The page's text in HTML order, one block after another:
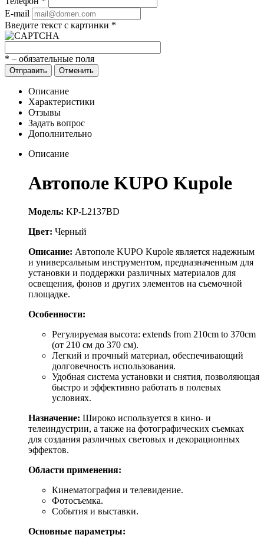
E-mail
Введите текст с картинки *
* – обязательные поля
Отправить Отменить
Описание
Характеристики
Отзывы
Задать вопрос
Дополнительно
Описание
Автополе KUPO Kupole
Модель: KP-L2137BD
Цвет: Черный
Описание: Автополе KUPO Kupole является надежным
и универсальным инструментом, предназначенным для
установки и поддержки различных материалов для
освещения, фонов и других элементов на съемочной
площадке.
Особенности:
Регулируемая высота: extends from 210cm to 370cm
(от 210 см до 370 см).
Легкий и прочный материал, обеспечивающий
долговечность использования.
Удобная система установки и снятия, позволяющая
быстро и эффективно работать в полевых
условиях.
Назначение: Широко используется в кино- и
телеиндустрии, а также на фотографических съемках
для создания различных световых и декорационных
эффектов.
Области применения:
Кинематография и телевидение.
Фотосъемка.
События и выставки.
Основные параметры: